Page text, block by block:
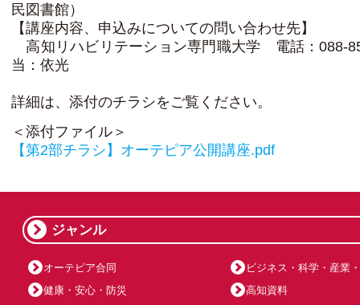
民図書館）
【講座内容、申込みについての問い合わせ先】
高知リハビリテーション専門職大学 電話：088-
当：依光
詳細は、添付のチラシをご覧ください。
＜添付ファイル＞
【第2部チラシ】オーテピア公開講座.pdf
ジャンル
オーテピア合同
ビジネス・科学・産業
健康・安心・防災
高知資料